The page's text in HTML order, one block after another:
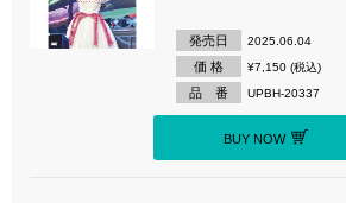
発売日 2025.06.04
価 格 ¥7,150 (税込)
品 番 UPBH-20337
BUY NOW